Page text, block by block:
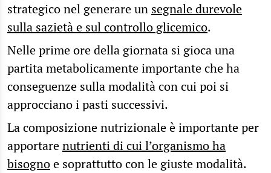
strategico nel generare un segnale durevole
sulla sazietà e sul controllo glicemico.
Nelle prime ore della giornata si gioca una
partita metabolicamente importante che ha
conseguenze sulla modalità con cui poi si
approcciano i pasti successivi.
La composizione nutrizionale è importante per
apportarenutrienti di cui l’organismo ha
bisognoe soprattutto con le giuste modalità.